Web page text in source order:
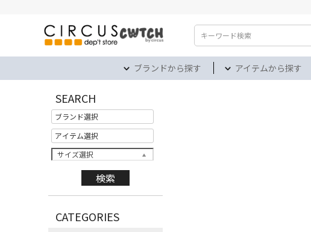
検索
ブランドから探す アイテムから探す
SEARCH
サイズ選択
CATEGORIES